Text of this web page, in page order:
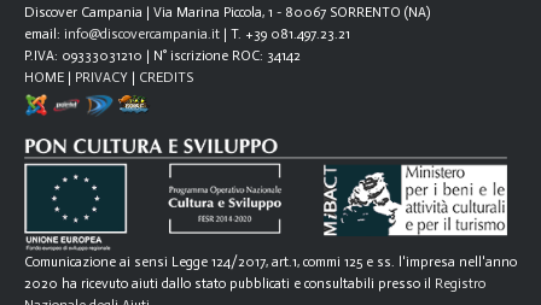
Discover Campania | Via Marina Piccola, 1 - 80067 SORRENTO (NA)
email: info@discovercampania.it| T. +39 081.497.23.21
P.IVA: 09333031210 | N° iscrizione ROC: 34142
HOME| PRIVACY | CREDITS
Comunicazione ai sensi Legge 124/2017, art.1, commi 125 e ss. l'impresa nell'anno
2020 ha ricevuto aiuti dallo stato pubblicati e consultabili presso il Registro